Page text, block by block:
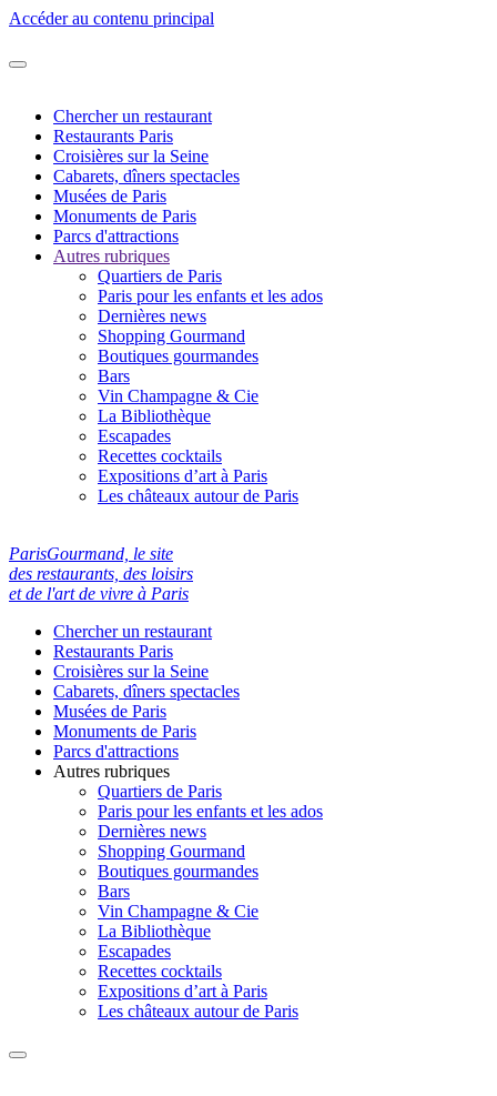
Accéder au contenu principal
Chercher un restaurant
Restaurants Paris
Croisières sur la Seine
Cabarets, dîners spectacles
Musées de Paris
Monuments de Paris
Parcs d'attractions
Autres rubriques
Quartiers de Paris
Paris pour les enfants et les ados
Dernières news
Shopping Gourmand
Boutiques gourmandes
Bars
Vin Champagne & Cie
La Bibliothèque
Escapades
Recettes cocktails
Expositions d’art à Paris
Les châteaux autour de Paris
ParisGourmand, le site
des restaurants, des loisirs
et de l'art de vivre à Paris
Chercher un restaurant
Restaurants Paris
Croisières sur la Seine
Cabarets, dîners spectacles
Musées de Paris
Monuments de Paris
Parcs d'attractions
Autres rubriques
Quartiers de Paris
Paris pour les enfants et les ados
Dernières news
Shopping Gourmand
Boutiques gourmandes
Bars
Vin Champagne & Cie
La Bibliothèque
Escapades
Recettes cocktails
Expositions d’art à Paris
Les châteaux autour de Paris